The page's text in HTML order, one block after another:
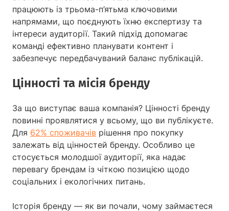
працюють із трьома-п’ятьма ключовими
напрямами, що поєднують їхню експертизу та
інтереси аудиторії. Такий підхід допомагає
команді ефективно планувати контент і
забезпечує передбачуваний баланс публікацій.
Цінності та місія бренду
За що виступає ваша компанія? Цінності бренду
повинні проявлятися у всьому, що ви публікуєте.
Для 62% споживачів рішення про покупку
залежать від цінностей бренду. Особливо це
стосується молодшої аудиторії, яка надає
перевагу брендам із чіткою позицією щодо
соціальних і екологічних питань.
Історія бренду — як ви почали, чому займаєтеся